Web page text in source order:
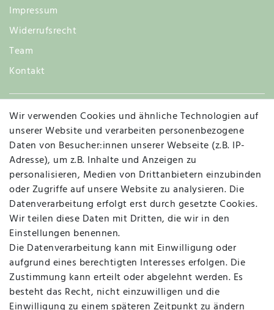
Impressum
Widerrufsrecht
Team
Kontakt
Widerruf
Vertrag widerrufen Kontakt
MAPALI VOR ORT
Herzogstraße 10
47533 Kleve
Montag, Dienstag, Donnerstag, Freitag
Wir verwenden Cookies und ähnliche Technologien auf
unserer Website und verarbeiten personenbezogene
Daten von Besucher:innen unserer Webseite (z.B. IP-
Adresse), um z.B. Inhalte und Anzeigen zu
personalisieren, Medien von Drittanbietern einzubinden
oder Zugriffe auf unsere Website zu analysieren. Die
Datenverarbeitung erfolgt erst durch gesetzte Cookies.
Wir teilen diese Daten mit Dritten, die wir in den
Einstellungen benennen.
Die Datenverarbeitung kann mit Einwilligung oder
aufgrund eines berechtigten Interesses erfolgen. Die
Zustimmung kann erteilt oder abgelehnt werden. Es
besteht das Recht, nicht einzuwilligen und die